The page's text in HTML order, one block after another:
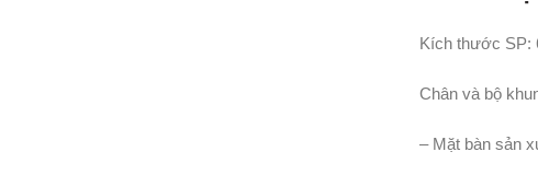
Kích thước SP:
Chân và bộ
– Mặt bàn sản